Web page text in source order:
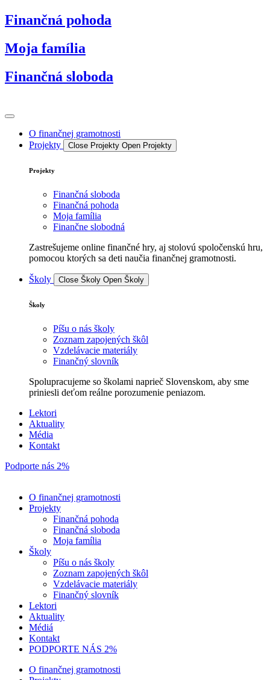
Preskočiť
na
Finančná pohoda
Moja família
Finančná sloboda
O finančnej gramotnosti
Projekty
Close Projekty Open Projekty
Projekty
Finančná sloboda
Finančná pohoda
Moja família
Finančne slobodná
Zastrešujeme online finančné hry, aj stolovú spoločenskú hru,
pomocou ktorých sa deti naučia finančnej gramotnosti.
Školy Close Školy Open Školy
Školy
Píšu o nás školy
Zoznam zapojených škôl
Vzdelávacie materiály
Finančný slovník
Spolupracujeme so školami naprieč Slovenskom, aby sme
priniesli deťom reálne porozumenie peniazom.
Lektori
Aktuality
Média
Kontakt
Podporte nás 2%
O finančnej gramotnosti
Projekty
Finančná pohoda
Finančná sloboda
Moja família
Školy
Píšu o nás školy
Zoznam zapojených škôl
Vzdelávacie materiály
Finančný slovník
Lektori
Aktuality
Médiá
Kontakt
PODPORTE NÁS 2%
O finančnej gramotnosti